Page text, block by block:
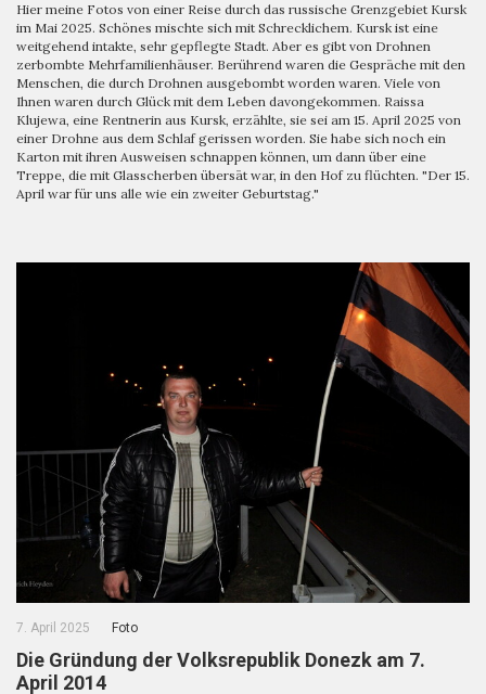
Hier meine Fotos von einer Reise durch das russische Grenzgebiet Kursk
im Mai 2025. Schönes mischte sich mit Schrecklichem. Kursk ist eine
weitgehend intakte, sehr gepflegte Stadt. Aber es gibt von Drohnen
zerbombte Mehrfamilienhäuser. Berührend waren die Gespräche mit den
Menschen, die durch Drohnen ausgebombt worden waren. Viele von
Ihnen waren durch Glück mit dem Leben davongekommen. Raissa
Klujewa, eine Rentnerin aus Kursk, erzählte, sie sei am 15. April 2025 von
einer Drohne aus dem Schlaf gerissen worden. Sie habe sich noch ein
Karton mit ihren Ausweisen schnappen können, um dann über eine
Treppe, die mit Glasscherben übersät war, in den Hof zu flüchten. "Der 15.
April war für uns alle wie ein zweiter Geburtstag."
7. April 2025 Foto
Die Gründung der Volksrepublik Donezk am 7.
April 2014